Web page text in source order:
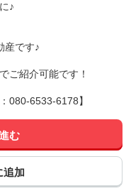
♪
産です♪
ご紹介可能です！
080-6533-6178】
む